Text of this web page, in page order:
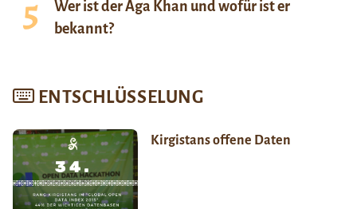
Wer ist der Aga Khan und wofür ist er
bekannt?
ENTSCHLÜSSELUNG
Kirgistans offene Daten